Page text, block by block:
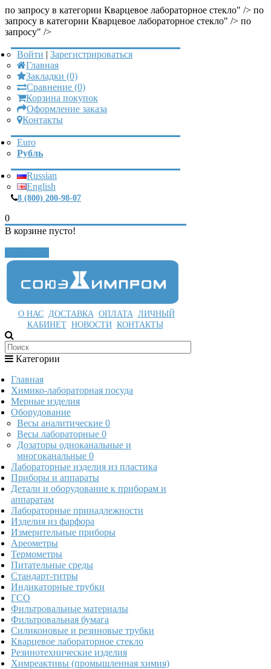
по запросу в категории Кварцевое лабораторное стекло" /> по
запросу в категории Кварцевое лабораторное стекло" /> по
запросу" />
Войти | Зарегистрироваться
Главная
Закладки (0)
Сравнение (0)
Корзина покупок
Оформление заказа
Контакты
Euro
Рубль
Russian
English
8 (800) 200-98-07
0
В корзине пусто!
О НАС ДОСТАВКА ОПЛАТА ЛИЧНЫЙ
КАБИНЕТ НОВОСТИ КОНТАКТЫ
Категории
Главная
Химико-лабораторная посуда
Мерные изделия
Оборудование
Весы аналитические 0
Весы лабораторные 0
Дозаторы одноканальные и
многоканальные 0
Лабораторные изделия из пластика
Приборы и аппараты
Детали и оборудование к приборам и
аппаратам
Лабораторные принадлежности
Изделия из фарфора
Измерительные приборы
Ареометры
Термометры
Питательные среды
Стандарт-титры
Индикаторные трубки
ГСО
Фильтровальные материалы
Фильтровальная бумага
Силиконовые и резиновые трубки
Кварцевое лабораторное стекло
Резинотехнические изделия
Химреактивы (промышленная химия)